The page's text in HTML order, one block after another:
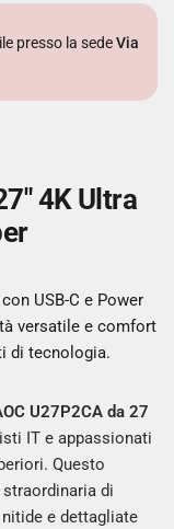
presso la sedeVia
4K Ultra
USB-C e Power
versatile e comfort
di tecnologia.
U27P2CA da 27
IT e appassionati
Questo
di
e dettagliate